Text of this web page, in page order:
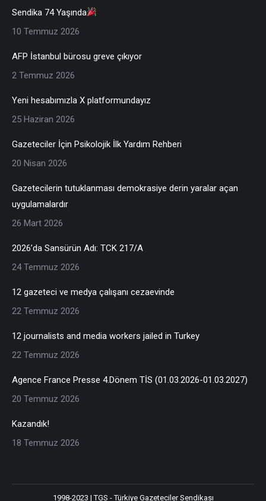
Sendika 74 Yaşında
10 Temmuz 2026
AFP İstanbul bürosu greve çıkıyor
2 Temmuz 2026
Yeni hesabımızla X platformundayız
25 Haziran 2026
Gazeteciler İçin Psikolojik İlk Yardım Rehberi
20 Nisan 2026
Gazetecilerin tutuklanması demokrasiye derin yaralar açan
uygulamalardır
26 Mart 2026
2026’da Sansürün Adı: TCK 217/A
24 Temmuz 2026
12 gazeteci ve medya çalışanı cezaevinde
22 Temmuz 2026
12 journalists and media workers jailed in Turkey
22 Temmuz 2026
Agence France Presse 4.Dönem TİS (01.03.2026-01.03.2027)
20 Temmuz 2026
Kazandık!
18 Temmuz 2026
1998-2023 | TGS - Türkiye Gazeteciler Sendikası